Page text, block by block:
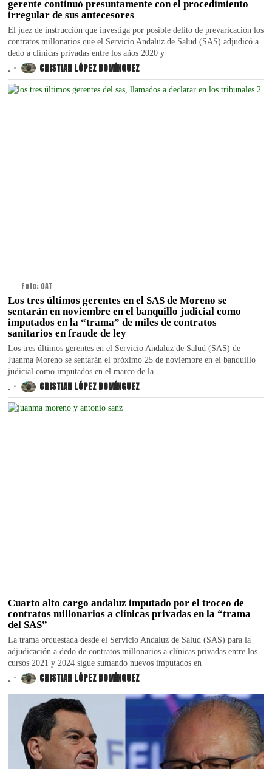
gerente continuó presuntamente con el procedimiento
irregular de sus antecesores
El juez de instrucción que investiga por posible delito de prevaricación los
contratos millonarios que el Servicio Andaluz de Salud (SAS) adjudicó a
dedo a clínicas privadas entre los años 2020 y
. CRISTIAN LÓPEZ DOMÍNGUEZ
Foto: OAT
Los tres últimos gerentes en el SAS de Moreno se
sentarán en noviembre en el banquillo judicial como
imputados en la “trama” de miles de contratos
sanitarios en fraude de ley
Los tres últimos gerentes en el Servicio Andaluz de Salud (SAS) de
Juanma Moreno se sentarán el próximo 25 de noviembre en el banquillo
judicial como imputados en el marco de la
. CRISTIAN LÓPEZ DOMÍNGUEZ
Cuarto alto cargo andaluz imputado por el troceo de
contratos millonarios a clínicas privadas en la “trama
del SAS”
La trama orquestada desde el Servicio Andaluz de Salud (SAS) para la
adjudicación a dedo de contratos millonarios a clínicas privadas entre los
cursos 2021 y 2024 sigue sumando nuevos imputados en
. CRISTIAN LÓPEZ DOMÍNGUEZ